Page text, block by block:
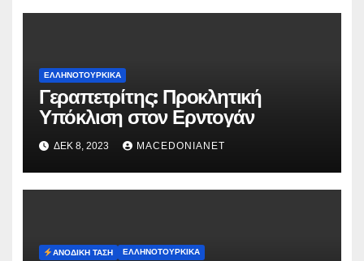
ΕΛΛΗΝΟΤΟΥΡΚΙΚΆ
Γεραπετρίτης: Προκλητική
Υπόκλιση στον Ερντογάν
ΔΕΚ 8, 2023 MACEDONIANET
ΑΝΟΔΙΚΉ ΤΆΣΗ ΕΛΛΗΝΟΤΟΥΡΚΙΚΆ